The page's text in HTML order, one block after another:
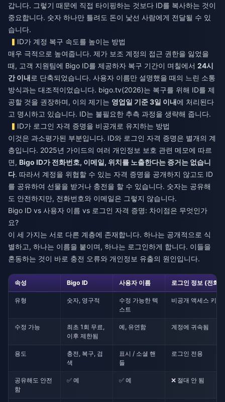
갑니다. 그렇기 때문에 직접 타이핑하는 것보다 ID를 복사하는 것이
중요합니다. 숫자 하나만 틀려도 돈이 낯선 사람에게 전달될 수 있
습니다.
ID가 계정 복구 속도를 높이는 방법
매우 극적으로 높여줍니다. 제가 보조 계정의 접근 권한을 잃었을
때, 고객 지원팀에 Bigo ID를 제공하자 복구 기간이 며칠에서 24시
간 이내로 단축되었습니다. 사용자 이름만 설명했을 때의 느린 소통
방식과는 대조적이었습니다. bigo.tv(2026)는 복구를 위해 ID를 제
공할 것을 권장하며, 이의 제기는 영업일 기준 3일 이내에 처리된다
고 명시하고 있습니다. ID는 불필요한 추측 과정을 생략해 줍니다.
ID가 로그인 자격 증명을 비공개로 유지하는 방법
이것은 과소평가된 부분입니다. ID와 로그인 자격 증명은 별개의 계
층입니다. 2025년 가이드의 여러 개인정보 보호 관련 메모에 따르
면, Bigo ID가 전화번호, 이메일, 위치를 노출한다는 증거는 없습니
다. 따라서 계정을 위협할 수 있는 자격 증명을 공개하지 않고도 ID
를 공유하여 선물을 받거나 충전을 할 수 있습니다. 숫자는 공유해
도 안전하지만, 전화번호와 이메일은 그렇지 않습니다.
Bigo ID vs 사용자 이름 vs 로그인 자격 증명: 차이점은 무엇인가
요?
이 세 가지는 서로 다른 계층에 존재합니다. 하나는 공개적으로 식
별하고, 하나는 이름을 붙이며, 하나는 로그인하게 합니다. 이들을
혼동하는 것이 바로 충전 오류와 개인정보 유출의 원인입니다.
속성 Bigo ID 사용자 이름 로그인 정보 (전화
유형 숫자, 영구적
수정 가능한 텍
스트
비공개 액세스 키
수정 가능
최초 1회 무료,
이후 제한됨
예, 유연함 계정에 귀속됨
용도
충전, 복구, 검
색
표시 / 소셜 핸
들
로그인 전용
공유해도 안전
함
✅ 예 ✅ 예 ❌ 절대 안 됨